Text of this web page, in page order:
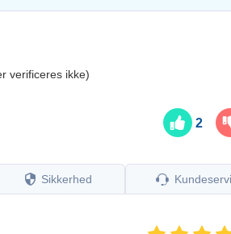
verificeres ikke)
2
Sikkerhed